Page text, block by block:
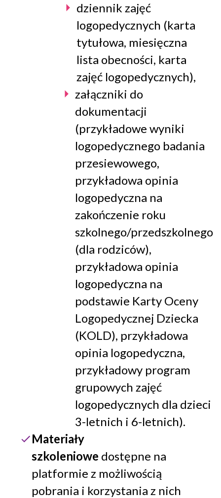
dziennik zajęć
logopedycznych (karta
tytułowa, miesięczna
lista obecności, karta
zajęć logopedycznych),
załączniki do
dokumentacji
(przykładowe wyniki
logopedycznego badania
przesiewowego,
przykładowa opinia
logopedyczna na
zakończenie roku
szkolnego/przedszkolnego
(dla rodziców),
przykładowa opinia
logopedyczna na
podstawie Karty Oceny
Logopedycznej Dziecka
(KOLD), przykładowa
opinia logopedyczna,
przykładowy program
grupowych zajęć
logopedycznych dla dzieci
3-letnich i 6-letnich).
Materiały
szkoleniowe dostępne na
platformie z możliwością
pobrania i korzystania z nich